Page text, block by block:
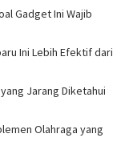
Gadget Ini Wajib
Ini Lebih Efektif dari
Jarang Diketahui
Olahraga yang